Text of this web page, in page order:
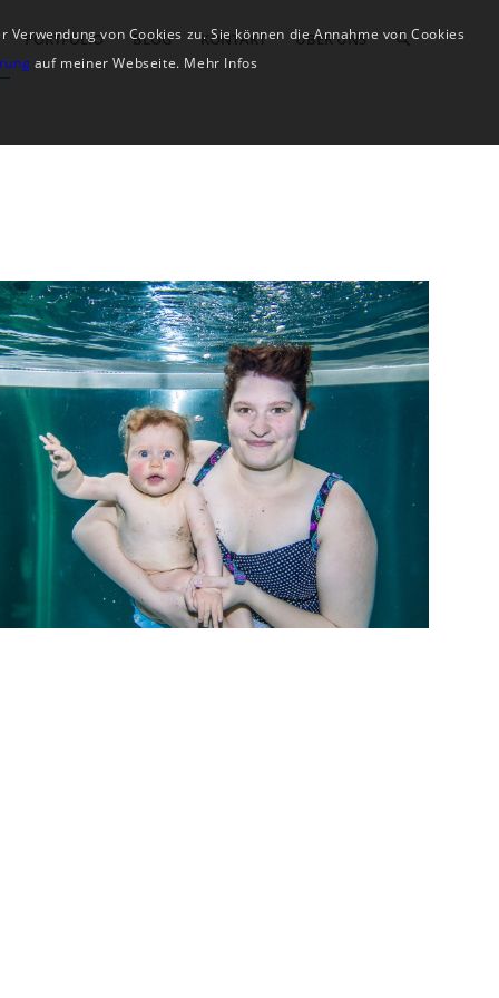
PORTFOLIO BLOG KONTAKT ÜBER UNS
von Cookies zu. Sie können die Annahme von Cookies
auf meiner Webseite. Mehr Infos